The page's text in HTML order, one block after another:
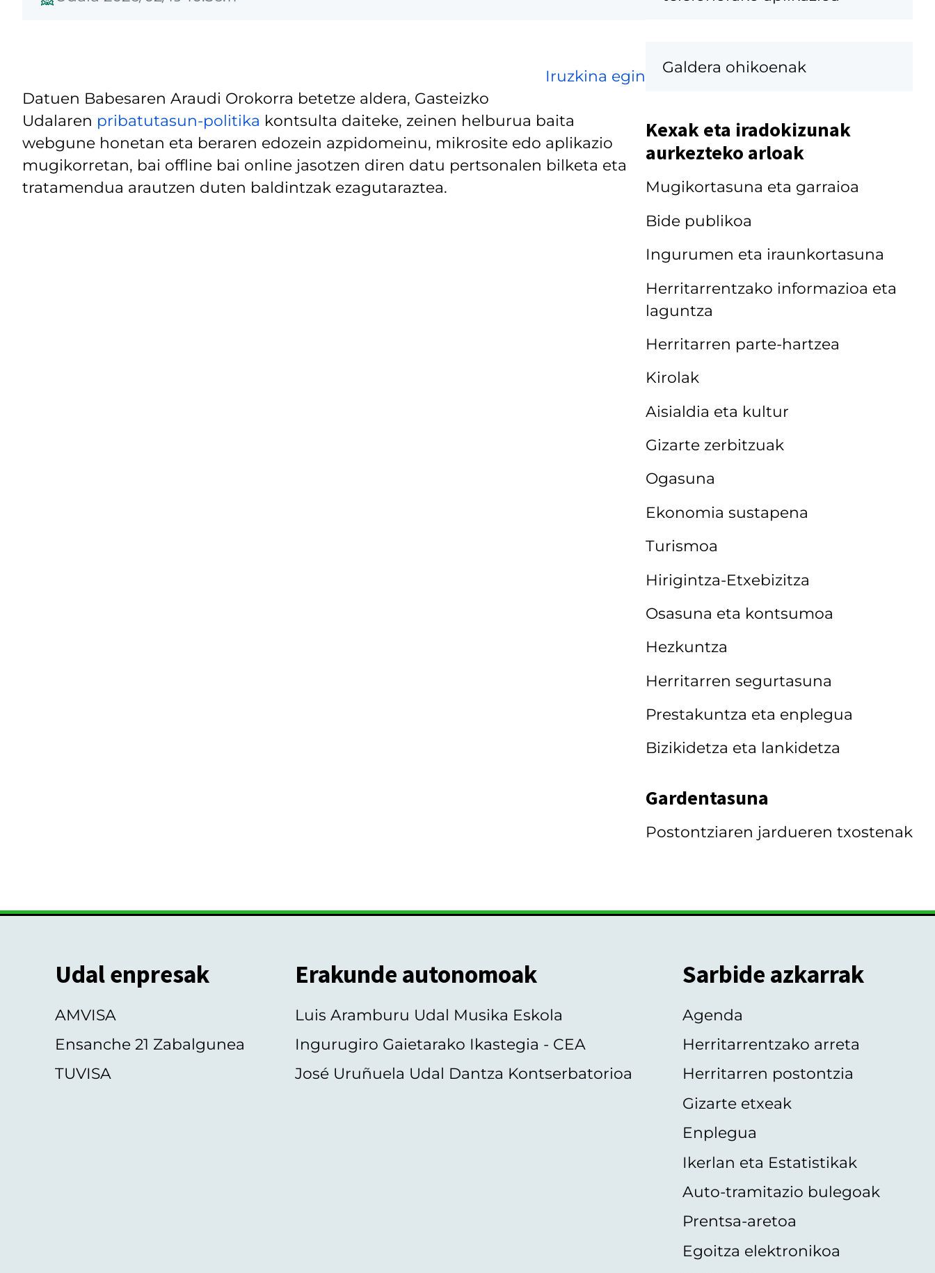
Iruzkina egin
Datuen Babesaren Araudi Orokorra betetze aldera, Gasteizko
Udalaren pribatutasun-politika kontsulta daiteke, zeinen helburua baita
webgune honetan eta beraren edozein azpidomeinu, mikrosite edo aplikazio
mugikorretan, bai offline bai online jasotzen diren datu pertsonalen bilketa eta
tratamendua arautzen duten baldintzak ezagutaraztea.
Galdera ohikoenak
Kexak eta iradokizunak
aurkezteko arloak
Mugikortasuna eta garraioa
Bide publikoa
Ingurumen eta iraunkortasuna
Herritarrentzako informazioa eta
laguntza
Herritarren parte-hartzea
Kirolak
Aisialdia eta kultur
Gizarte zerbitzuak
Ogasuna
Ekonomia sustapena
Turismoa
Hirigintza-Etxebizitza
Osasuna eta kontsumoa
Hezkuntza
Herritarren segurtasuna
Prestakuntza eta enplegua
Bizikidetza eta lankidetza
Gardentasuna
Postontziaren jardueren txostenak
Udal enpresak
AMVISA
Ensanche 21 Zabalgunea
TUVISA
Erakunde autonomoak
Luis Aramburu Udal Musika Eskola
Ingurugiro Gaietarako Ikastegia - CEA
José Uruñuela Udal Dantza Kontserbatorioa
Sarbide azkarrak
Agenda
Herritarrentzako arreta
Herritarren postontzia
Gizarte etxeak
Enplegua
Ikerlan eta Estatistikak
Auto-tramitazio bulegoak
Prentsa-aretoa
Egoitza elektronikoa